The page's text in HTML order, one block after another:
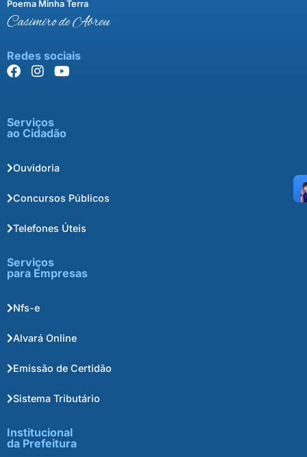
Poema Minha Terra
Casimiro de Abreu
Redes sociais
Serviços
ao Cidadão
Ouvidoria
Concursos Públicos
Telefones Úteis
Serviços
para Empresas
Nfs-e
Alvará Online
Emissão de Certidão
Sistema Tributário
Institucional
da Prefeitura